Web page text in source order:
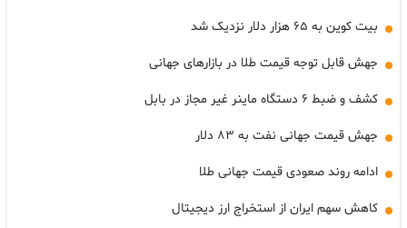
بیت کوین به ۶۵ هزار دلار نزدیک شد
جهش قابل توجه قیمت طلا در بازارهای جهانی
کشف و ضبط ۶ دستگاه ماینر غیر مجاز در بابل
جهش قیمت جهانی نفت به ۸۳ دلار
ادامه روند صعودی قیمت جهانی طلا
کاهش سهم ایران از استخراج ارز دیجیتال